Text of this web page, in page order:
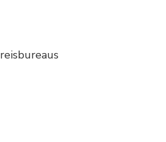
reisbureaus